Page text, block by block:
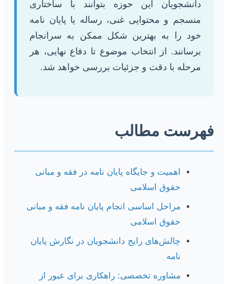
دانشجویان این حوزه بتوانند با ساختاری
منسجم و محتوایی غنی، رساله یا پایان نامه
خود را به بهترین شکل ممکن به سرانجام
برسانند. از انتخاب موضوع تا دفاع نهایی، هر
مرحله با دقت و جزئیات بررسی خواهد شد.
فهرست مطالب
اهمیت و جایگاه پایان نامه در فقه و مبانی
حقوق اسلامی
مراحل اساسی انجام پایان نامه فقه و مبانی
حقوق اسلامی
چالش‌های رایج دانشجویان در نگارش پایان
نامه
مشاوره تخصصی: راهکاری برای عبور از